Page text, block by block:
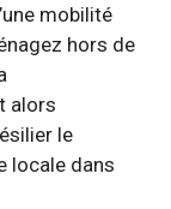
mobilité
hors de
alors
le
locale dans